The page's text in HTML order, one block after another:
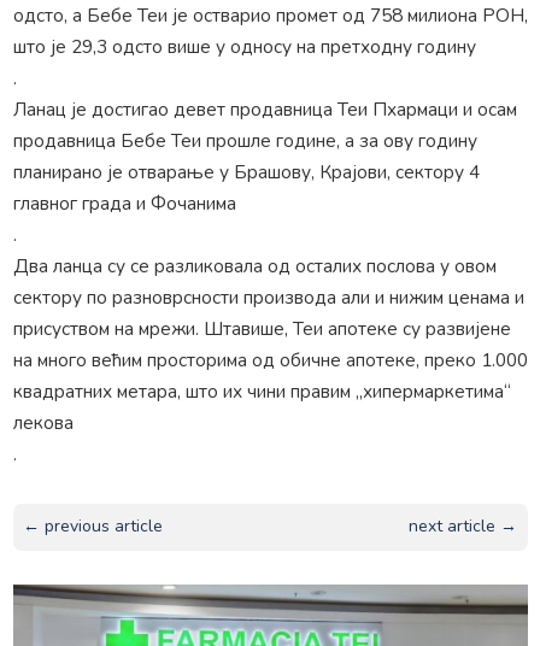
одсто, а Бебе Теи је остварио промет од 758 милиона РОН,
што је 29,3 одсто више у односу на претходну годину
.
Ланац је достигао девет продавница Теи Пхармаци и осам
продавница Бебе Теи прошле године, а за ову годину
планирано је отварање у Брашову, Крајови, сектору 4
главног града и Фочанима
.
Два ланца су се разликовала од осталих послова у овом
сектору по разноврсности производа али и нижим ценама и
присуством на мрежи. Штавише, Теи апотеке су развијене
на много већим просторима од обичне апотеке, преко 1.000
квадратних метара, што их чини правим „хипермаркетима“
лекова
.
← previous article next article →